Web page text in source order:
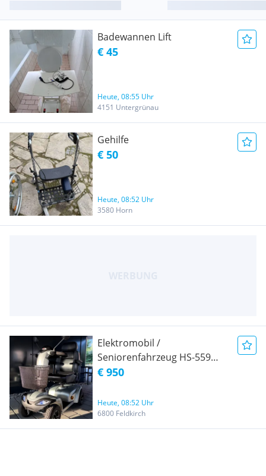
Badewannen Lift
€ 45
Heute, 08:55 Uhr
4151 Untergrünau
Gehilfe
€ 50
Heute, 08:52 Uhr
3580 Horn
Elektromobil /
Seniorenfahrzeug HS-559
Geländegängig Neupreis EUR
€ 950
Heute, 08:52 Uhr
6800 Feldkirch